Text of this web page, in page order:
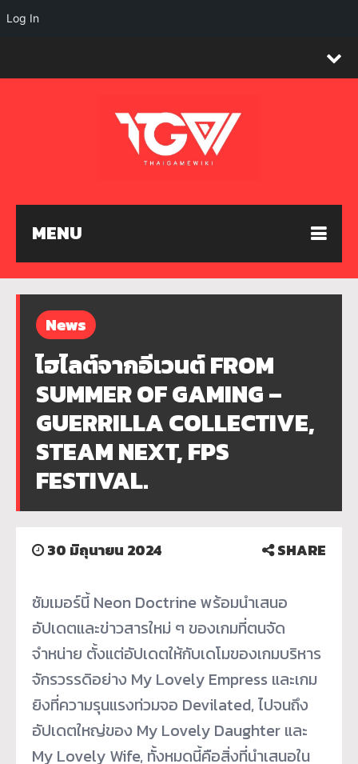
MENU
News
ไฮไลต์จากอีเวนต์ FROM
SUMMER OF GAMING –
GUERRILLA COLLECTIVE,
STEAM NEXT, FPS
FESTIVAL.
30 มิถุนายน 2024 SHARE
ซัมเมอร์นี้ Neon Doctrine พร้อมนำเสนอ
อัปเดตและข่าวสารใหม่ ๆ ของเกมที่ตนจัด
จำหน่าย ตั้งแต่อัปเดตให้กับเดโมของเกมบริหาร
จักรวรรดิอย่าง My Lovely Empress และเกม
ยิงที่ความรุนแรงท่วมจอ Devilated, ไปจนถึง
อัปเดตใหญ่ของ My Lovely Daughter และ
My Lovely Wife, ทั้งหมดนี้คือสิ่งที่นำเสนอใน
Log In